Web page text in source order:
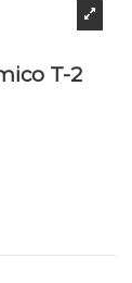
T-2